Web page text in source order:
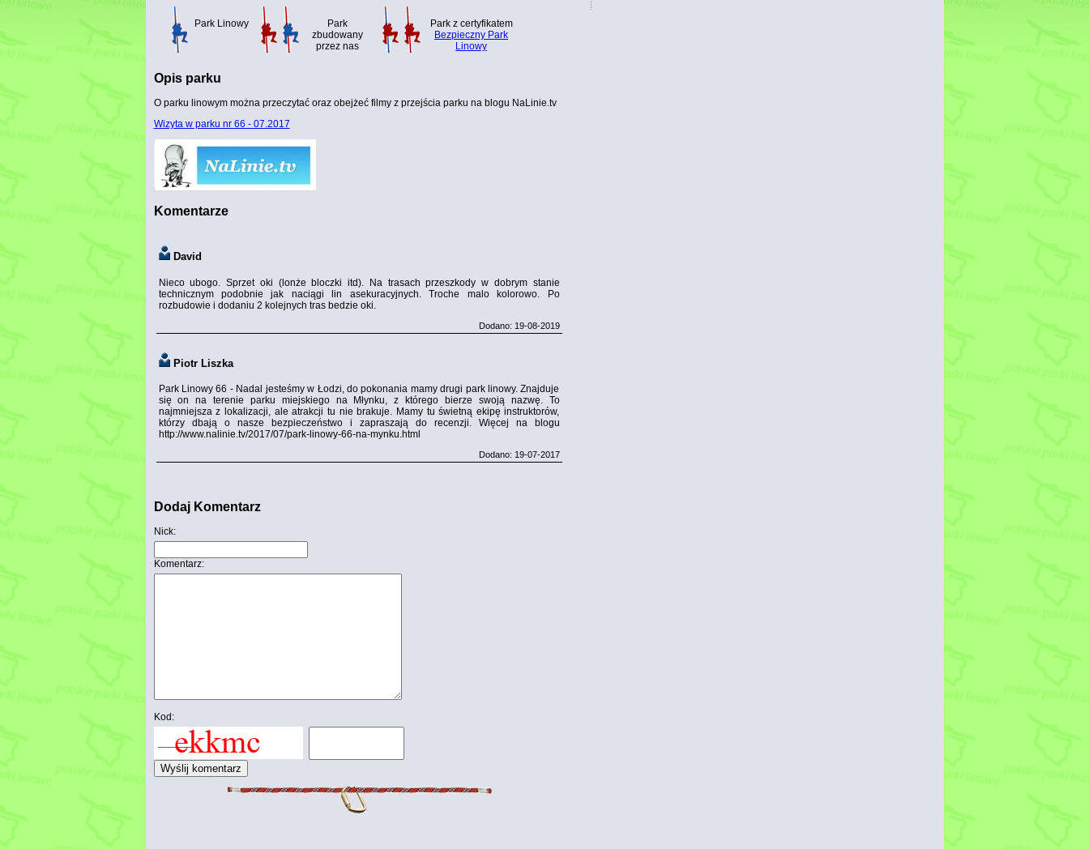
Park Linowy
Park
zbudowany
przez nas
Park z certyfikatem
Bezpieczny Park
Linowy
Opis parku
O parku linowym można przeczytać oraz obejżeć filmy z przejścia parku na blogu NaLinie.tv
Wizyta w parku nr 66 - 07.2017
Komentarze
David
Nieco ubogo. Sprzet oki (lonże bloczki itd). Na trasach przeszkody w dobrym stanie
technicznym podobnie jak naciągi lin asekuracyjnych. Troche malo kolorowo. Po
rozbudowie i dodaniu 2 kolejnych tras bedzie oki.
Dodano: 19-08-2019
Piotr Liszka
Park Linowy 66 - Nadal jesteśmy w Łodzi, do pokonania mamy drugi park linowy. Znajduje
się on na terenie parku miejskiego na Młynku, z którego bierze swoją nazwę. To
najmniejsza z lokalizacji, ale atrakcji tu nie brakuje. Mamy tu świetną ekipę instruktorów,
którzy dbają o nasze bezpieczeństwo i zapraszają do recenzji. Więcej na blogu
http://www.nalinie.tv/2017/07/park-linowy-66-na-mynku.html
Dodano: 19-07-2017
Dodaj Komentarz
Nick:
Komentarz:
Kod: